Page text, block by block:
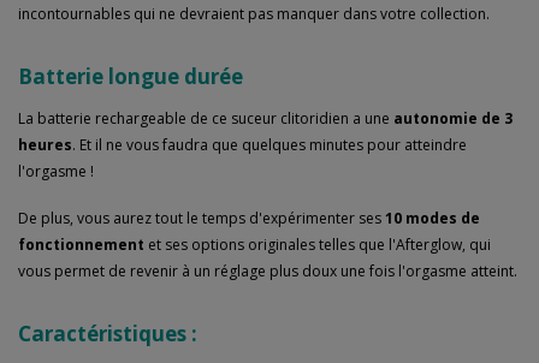
incontournables qui ne devraient pas manquer dans votre collection.
Batterie longue durée
La batterie rechargeable de ce suceur clitoridien a une autonomie de 3
heures. Et il ne vous faudra que quelques minutes pour atteindre
l'orgasme !
De plus, vous aurez tout le temps d'expérimenter ses10 modes de
fonctionnement et ses options originales telles que l'Afterglow, qui
vous permet de revenir à un réglage plus doux une fois l'orgasme atteint.
Caractéristiques :